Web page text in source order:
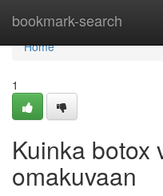
bookmark-search
Home
Home
1
Kuinka botox
omakuvaan